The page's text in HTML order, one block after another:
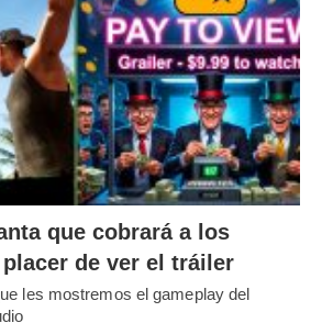
que cobrará a los
de ver el tráiler
les mostremos el gameplay del